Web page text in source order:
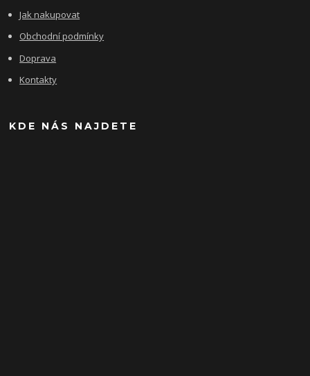
Jak nakupovat
Obchodní podmínky
Doprava
Kontakty
KDE NÁS NAJDETE